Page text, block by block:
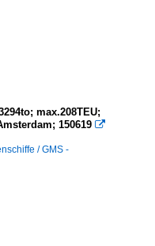
max.208TEU;
150619 
/ GMS -